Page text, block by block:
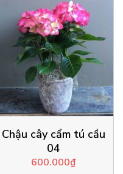
Chậu cây cẩm tú cầu
04
600.000₫